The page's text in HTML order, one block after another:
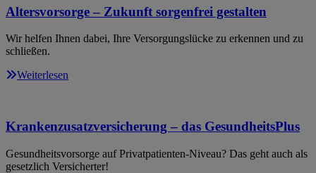
Altersvorsorge – Zukunft sorgenfrei gestalten
Wir helfen Ihnen dabei, Ihre Versorgungslücke zu erkennen und zu
schließen.
Weiterlesen
Krankenzusatzversicherung – das GesundheitsPlus
Gesundheitsvorsorge auf Privatpatienten-Niveau? Das geht auch als
gesetzlich Versicherter!